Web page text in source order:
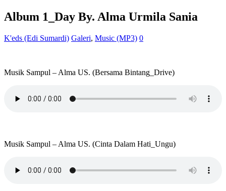
Album 1_Day By. Alma Urmila Sania
K'eds (Edi Sumardi) Galeri, Music (MP3) 0
Musik Sampul – Alma US. (Bersama Bintang_Drive)
Musik Sampul – Alma US. (Cinta Dalam Hati_Ungu)